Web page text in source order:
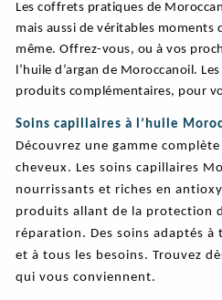
Les coffrets pratiques de
mais aussi de véritables moments
même. Offrez-vous, ou à vos
l’huile d’argan de Moroccanoil.
produits complémentaires, pour
Soins capillaires à l’huile
Découvrez une gamme
cheveux. Les soins capillaires
nourrissants et riches en
produits allant de la protection
réparation. Des soins adaptés à
et à tous les besoins. Trouvez
qui vous conviennent.